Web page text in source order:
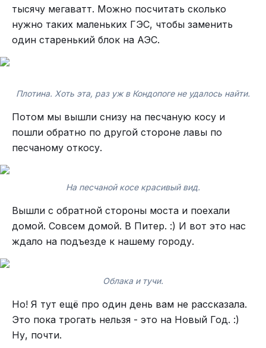
тысячу мегаватт. Можно посчитать сколько
нужно таких маленьких ГЭС, чтобы заменить
один старенький блок на АЭС.
Плотина. Хоть эта, раз уж в Кондопоге не удалось найти.
Потом мы вышли снизу на песчаную косу и
пошли обратно по другой стороне лавы по
песчаному откосу.
На песчаной косе красивый вид.
Вышли с обратной стороны моста и поехали
домой. Совсем домой. В Питер. :) И вот это нас
ждало на подъезде к нашему городу.
Облака и тучи.
Но! Я тут ещё про один день вам не рассказала.
Это пока трогать нельзя - это на Новый Год. :)
Ну, почти.